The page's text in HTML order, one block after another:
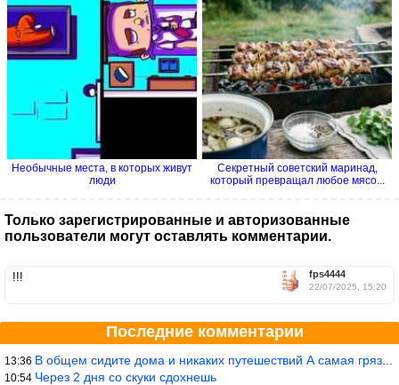
Необычные места, в которых живут
люди
Секретный советский маринад,
который превращал любое мясо...
Только зарегистрированные и авторизованные
пользователи могут оставлять комментарии.
fps4444
22/07/2025, 15:20
!!!
Последние комментарии
13:36 В общем сидите дома и никаких путешествий А самая грязная в от
10:54 Через 2 дня со скуки сдохнешь